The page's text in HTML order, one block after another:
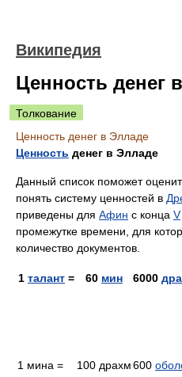
Википедия
Ценность денег
Толкование
Ценность денег в Элладе
Ценность денег в Элладе
Данный список поможет
понять систему ценностей в
приведены для Афин с конца V
промежутке времени, для
количество документов.
1 талант = 60 мин 6000
1 мина = 100 драхм600